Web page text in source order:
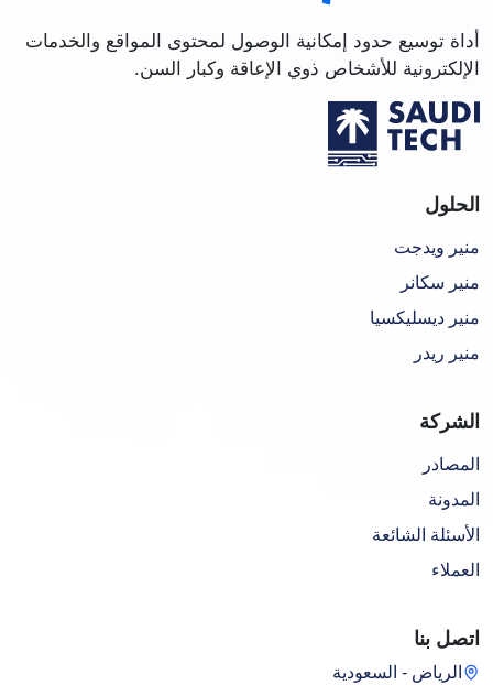
أداة توسيع حدود إمكانية الوصول لمحتوى المواقع والخدمات
الإلكترونية للأشخاص ذوي الإعاقة وكبار السن.
الحلول
منير ويدجت
منير سكانر
منير ديسليكسيا
منير ريدر
الشركة
المصادر
المدونة
الأسئلة الشائعة
العملاء
اتصل بنا
الرياض - السعودية